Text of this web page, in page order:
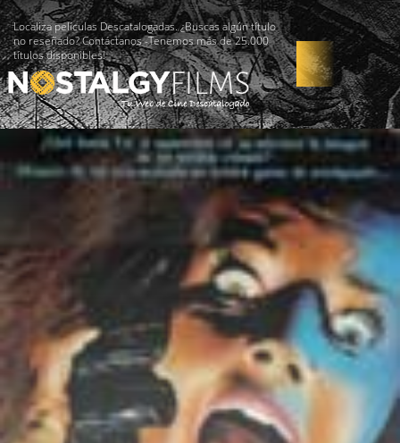
Localiza películas Descatalogadas. ¿Buscas algún título
no reseñado? Contáctanos -Tenemos más de 25.000
títulos disponibles!